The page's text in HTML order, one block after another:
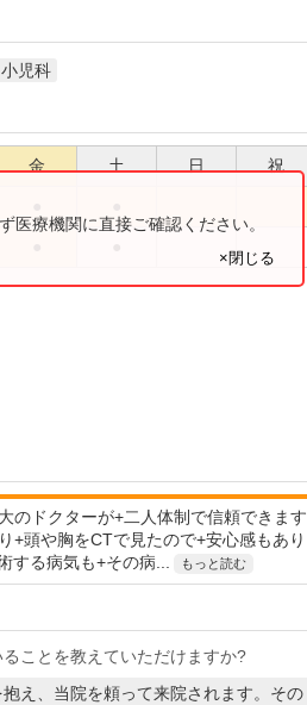
小児科
金 土 日 祝
医療機関に直接ご確認ください。
×閉じる
のドクターが+二人体制で信頼できます
+頭や胸をCTで見たので+安心感もあり
する病気も+その病...
もっと読む
ことを教えていただけますか?
え、当院を頼って来院されます。その